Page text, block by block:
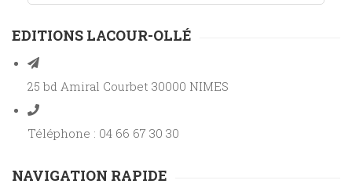
EDITIONS LACOUR-OLLÉ
25 bd Amiral Courbet 30000 NIMES
Téléphone : 04 66 67 30 30
NAVIGATION RAPIDE